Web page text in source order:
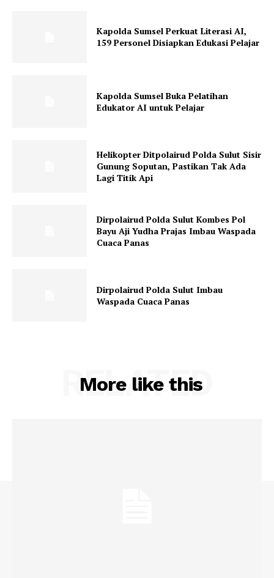
Kapolda Sumsel Perkuat Literasi AI,
159 Personel Disiapkan Edukasi Pelajar
Kapolda Sumsel Buka Pelatihan
Edukator AI untuk Pelajar
Helikopter Ditpolairud Polda Sulut Sisir
Gunung Soputan, Pastikan Tak Ada
Lagi Titik Api
Dirpolairud Polda Sulut Kombes Pol
Bayu Aji Yudha Prajas Imbau Waspada
Cuaca Panas
Dirpolairud Polda Sulut Imbau
Waspada Cuaca Panas
More like this
RELATED